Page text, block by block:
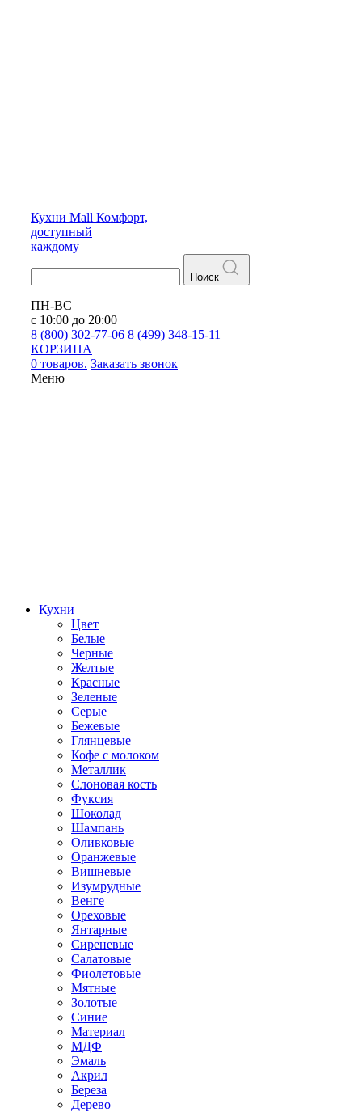
Кухни Mall Комфорт,
доступный
каждому
Поиск
ПН-ВС
с 10:00 до 20:00
8 (800) 302-77-06 8 (499) 348-15-11
КОРЗИНА
0 товаров. Заказать звонок
Меню
Кухни
Цвет
Белые
Черные
Желтые
Красные
Зеленые
Серые
Бежевые
Глянцевые
Кофе с молоком
Металлик
Слоновая кость
Фуксия
Шоколад
Шампань
Оливковые
Оранжевые
Вишневые
Изумрудные
Венге
Ореховые
Янтарные
Сиреневые
Салатовые
Фиолетовые
Мятные
Золотые
Синие
Материал
МДФ
Эмаль
Акрил
Береза
Дерево